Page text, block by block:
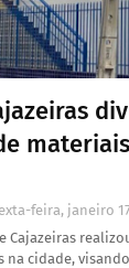
feira, janeiro
Cajazeiras
na cidade,